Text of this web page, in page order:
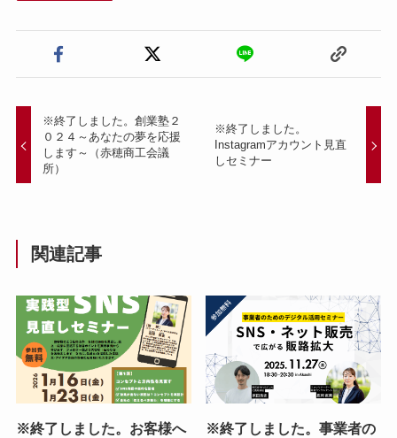
※終了しました。創業塾２
０２４～あなたの夢を応援
します～（赤穂商工会議
所）
※終了しました。
Instagramアカウント見直
しセミナー
関連記事
※終了しました。お客様へ
※終了しました。事業者の